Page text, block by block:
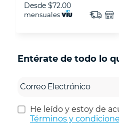
Desde $72.00
mensuales
Entérate de todo lo
He leído y estoy de
Términos y